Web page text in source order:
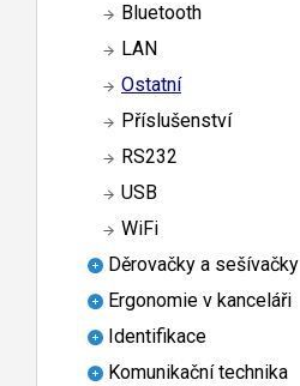
Bluetooth
LAN
Ostatní
Příslušenství
RS232
USB
WiFi
Děrovačky a sešívačky
Ergonomie v kanceláři
Identifikace
Komunikační technika